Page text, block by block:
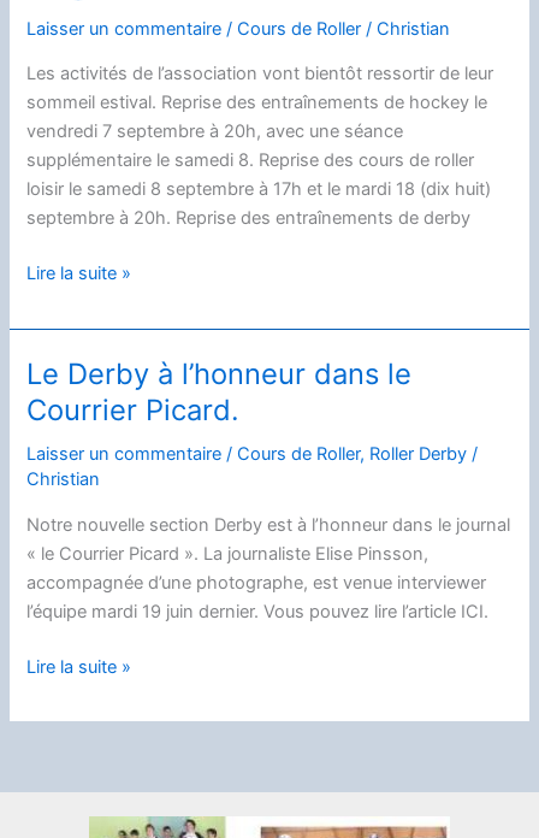
annulé.
Laisser un commentaire /Cours de Roller /Christian
Les activités de l’association vont bientôt ressortir de leur
sommeil estival. Reprise des entraînements de hockey le
vendredi 7 septembre à 20h, avec une séance
supplémentaire le samedi 8. Reprise des cours de roller
loisir le samedi 8 septembre à 17h et le mardi 18 (dix huit)
septembre à 20h. Reprise des entraînements de derby
C’est
pour
une
nouvelle
saison
de
glisse.
Lire la suite »
Le Derby à l’honneur dans le
Courrier Picard.
Laisser un commentaire /Cours de Roller, Roller Derby /
Christian
Notre nouvelle section Derby est à l’honneur dans le journal
« le Courrier Picard ». La journaliste Elise Pinsson,
accompagnée d’une photographe, est venue interviewer
l’équipe mardi 19 juin dernier. Vous pouvez lire l’article ICI.
Le
à
Lire la suite »